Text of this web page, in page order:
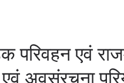
एवं
अवसंरचना